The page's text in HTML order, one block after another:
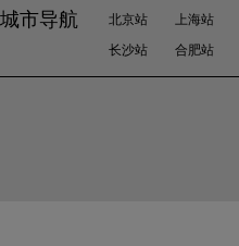
城市导航 北京站 上海站
长沙站
合肥站